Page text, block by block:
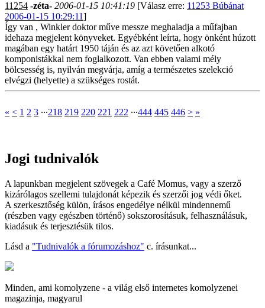
11254 -zéta- 2006-01-15 10:41:19 [Válasz erre: 11253 Búbánat
2006-01-15 10:29:11]
Így van , Winkler doktor műve messze meghaladja a műfajban
idehaza megjelent könyveket. Egyébként leírta, hogy önként húzott
magában egy határt 1950 táján és az azt követően alkotó
komponistákkal nem foglalkozott. Van ebben valami mély
bölcsesség is, nyilván megvárja, amíg a természetes szelekció
elvégzi (helyette) a szükséges rostát.
« < 1 2 3 ∙∙∙218 219 220 221 222 ∙∙∙444 445 446 > »
Jogi tudnivalók
A lapunkban megjelent szövegek a Café Momus, vagy a szerző
kizárólagos szellemi tulajdonát képezik és szerzői jog védi őket.
A szerkesztőség külön, írásos engedélye nélkül mindennemű
(részben vagy egészben történő) sokszorosításuk, felhasználásuk,
kiadásuk és terjesztésük tilos.
Lásd a "Tudnivalók a fórumozáshoz" c. írásunkat...
Minden, ami komolyzene - a világ első internetes komolyzenei
magazinja, magyarul